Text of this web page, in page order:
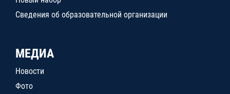
Сведения об образовательной организации
МЕДИА
Новости
Фото